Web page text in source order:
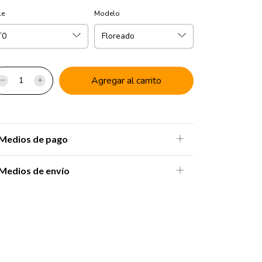
Modelo
de pago
de envío